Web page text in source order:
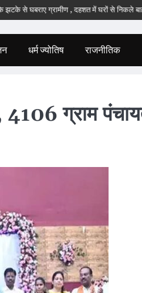
ग्रामीण , दहशत में घरों से निकले बाहर !
धर्म ज्योतिष राजनीतिक
4106 ग्राम